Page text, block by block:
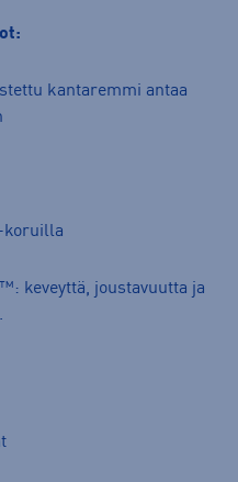
kantaremmi antaa
koruilla
keveyttä, joustavuutta ja